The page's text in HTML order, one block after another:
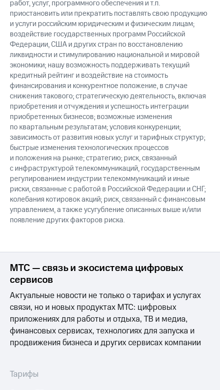
работ, услуг, программного обеспечения и т.п.
приостановить или прекратить поставлять свою продукцию
и услуги российским юридическим и физическим лицам;
воздействие государственных программ Российской
Федерации, США и других стран по восстановлению
ликвидности и стимулированию национальной и мировой
экономики; нашу возможность поддерживать текущий
кредитный рейтинг и воздействие на стоимость
финансирования и конкурентное положение, в случае
снижения такового; стратегическую деятельность, включая
приобретения и отчуждения и успешность интеграции
приобретенных бизнесов; возможные изменения
по квартальным результатам; условия конкуренции;
зависимость от развития новых услуг и тарифных структур;
быстрые изменения технологических процессов
и положения на рынке; стратегию; риск, связанный
с инфраструктурой телекоммуникаций, государственным
регулированием индустрии телекоммуникаций и иные
риски, связанные с работой в Российской Федерации и СНГ;
колебания котировок акций; риск, связанный с финансовым
управлением, а также усугубление описанных выше и/или
появление других факторов риска.
МТС — связь и экосистема цифровых
сервисов
Актуальные новости не только о тарифах и услугах
связи, но и новых продуктах МТС: цифровых
приложениях для работы и отдыха, ТВ и медиа,
финансовых сервисах, технологиях для запуска и
продвижения бизнеса и других сервисах компании
Тарифы